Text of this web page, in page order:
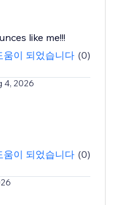
like me!!!
움이 되었습니다 (0)
4, 2026
움이 되었습니다 (0)